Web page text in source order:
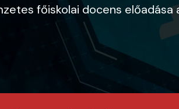
főiskolai docens